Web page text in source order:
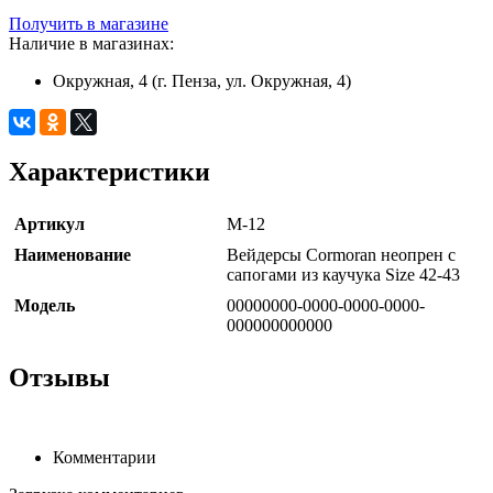
Получить в магазине
Наличие в магазинах:
Окружная, 4 (г. Пенза, ул. Окружная, 4)
Характеристики
Артикул
М-12
Наименование
Вейдерсы Cormoran неопрен с
сапогами из каучука Size 42-43
Модель
00000000-0000-0000-0000-
000000000000
Отзывы
Комментарии